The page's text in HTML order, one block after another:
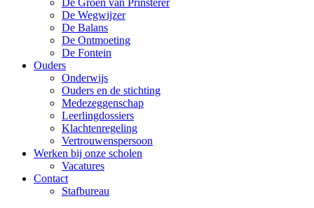
De Groen van Prinsterer
De Wegwijzer
De Balans
De Ontmoeting
De Fontein
Ouders
Onderwijs
Ouders en de stichting
Medezeggenschap
Leerlingdossiers
Klachtenregeling
Vertrouwenspersoon
Werken bij onze scholen
Vacatures
Contact
Stafbureau